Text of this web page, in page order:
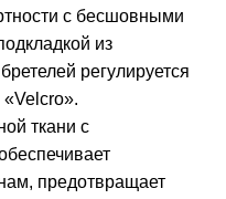
с бесшовными
из
регулируется
«Velcro».
ткани с
предотвращает